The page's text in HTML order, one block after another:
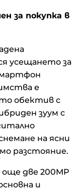
за покупка в
усещането за
е
обектив с
зуум с
на ясни
разстояние.
две 200MP
и